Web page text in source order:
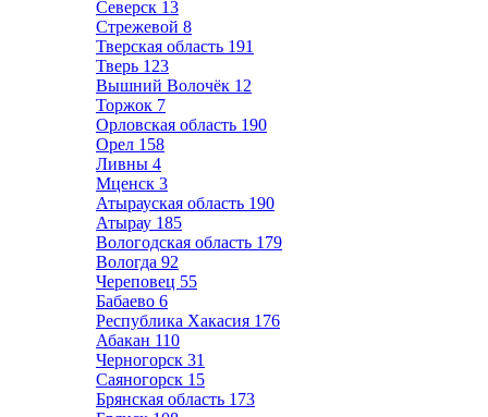
Северск 13
Стрежевой 8
Тверская область 191
Тверь 123
Вышний Волочёк 12
Торжок 7
Орловская область 190
Орел 158
Ливны 4
Мценск 3
Атырауская область 190
Атырау 185
Вологодская область 179
Вологда 92
Череповец 55
Бабаево 6
Республика Хакасия 176
Абакан 110
Черногорск 31
Саяногорск 15
Брянская область 173